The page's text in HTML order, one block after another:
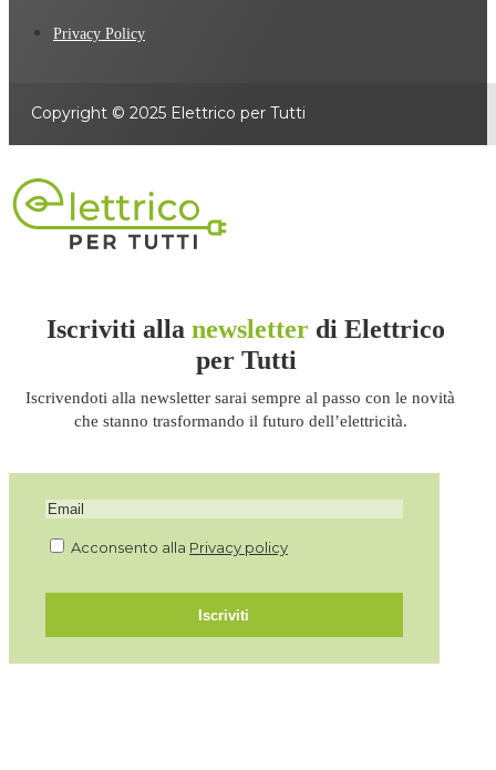
Privacy Policy
Copyright © 2025 Elettrico per Tutti
Iscriviti allanewsletter di Elettrico
per Tutti
Iscrivendoti alla newsletter sarai sempre al passo con le novità
che stanno trasformando il futuro dell’elettricità.
Acconsento alla Privacy policy
Iscriviti